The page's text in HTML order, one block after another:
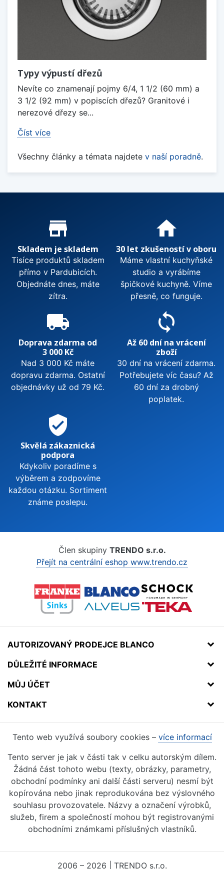
Typy výpustí dřezů
Nevíte co znamenají pojmy 6/4, 1 1/2 (60 mm) a
3 1/2 (92 mm) v popiscích dřezů? Granitové i
nerezové dřezy se...
Číst více
Všechny články a témata najdete v naší poradně.
Proč nakupovat u nás?
store_mall_directory
Skladem je skladem
Tisíce produktů skladem
přímo v Pardubicích.
Objednáte dnes, máte
zítra.
home
30 let zkušeností v oboru
Máme vlastní kuchyňské
studio a vyrábíme
špičkové kuchyně. Víme
přesně, co funguje.
local_shipping
Doprava zdarma od
3 000 Kč
Nad 3 000 Kč máte
dopravu zdarma. Ostatní
objednávky už od 79 Kč.
sync
Až 60 dní na vrácení
zboží
30 dní na vrácení zdarma.
Potřebujete víc času? Až
60 dní za drobný
poplatek.
verified_user
Skvělá zákaznická
podpora
Kdykoliv poradíme s
výběrem a zodpovíme
každou otázku. Sortiment
známe poslepu.
Člen skupiny TRENDO s.r.o.
Přejít na centrální eshop www.trendo.cz
AUTORIZOVANÝ PRODEJCE BLANCO
DŮLEŽITÉ INFORMACE
MŮJ ÚČET
KONTAKT
Tento web využívá soubory cookies – více informací
Tento server je jak v části tak v celku autorským dílem.
Žádná část tohoto webu (texty, obrázky, parametry,
obchodní podmínky ani další části serveru) nesmí být
kopírována nebo jinak reprodukována bez výslovného
souhlasu provozovatele. Názvy a označení výrobků,
služeb, firem a společností mohou být registrovanými
obchodními známkami příslušných vlastníků.
2006 – 2026 | TRENDO s.r.o.